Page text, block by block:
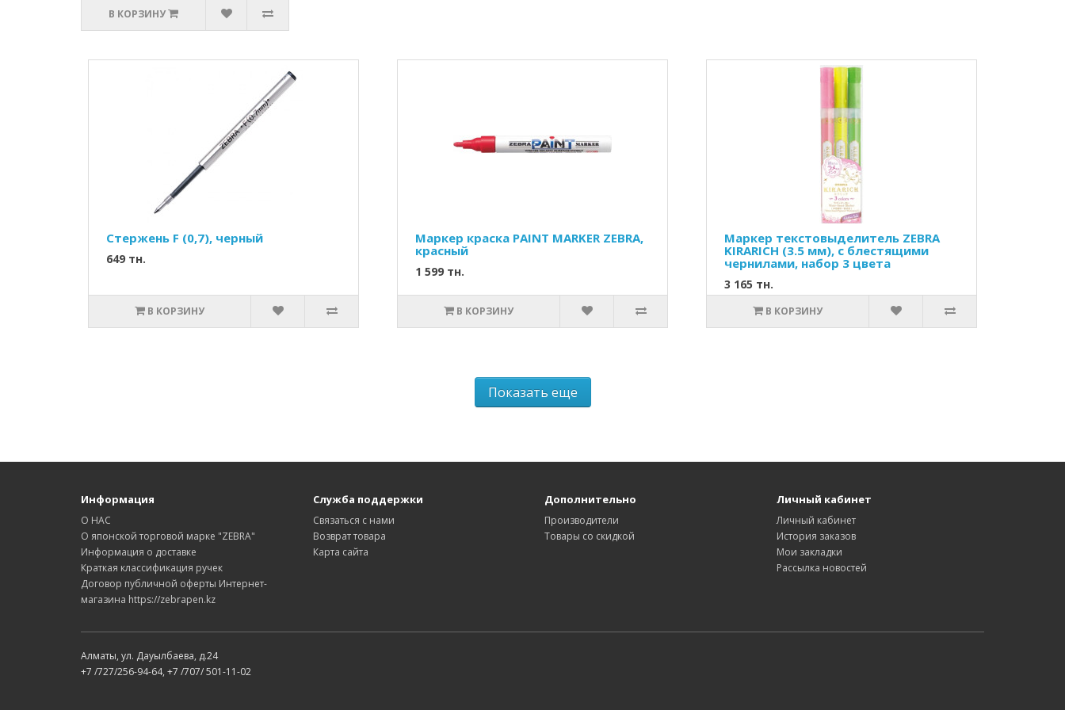
В КОРЗИНУ
Стержень F (0,7), черный
649 тн.
В КОРЗИНУ
Маркер краска PAINT MARKER ZEBRA,
красный
1 599 тн.
В КОРЗИНУ
Маркер текстовыделитель ZEBRA
KIRARICH (3.5 мм), с блестящими
чернилами, набор 3 цвета
3 165 тн.
В КОРЗИНУ
Показать еще
Информация
О НАС
О японской торговой марке "ZEBRA"
Информация о доставке
Краткая классификация ручек
Договор публичной оферты Интернет-
магазина https://zebrapen.kz
Служба поддержки
Связаться с нами
Возврат товара
Карта сайта
Дополнительно
Производители
Товары со скидкой
Личный кабинет
Личный кабинет
История заказов
Мои закладки
Рассылка новостей
Алматы, ул. Дауылбаева, д.24
+7 /727/256-94-64, +7 /707/ 501-11-02